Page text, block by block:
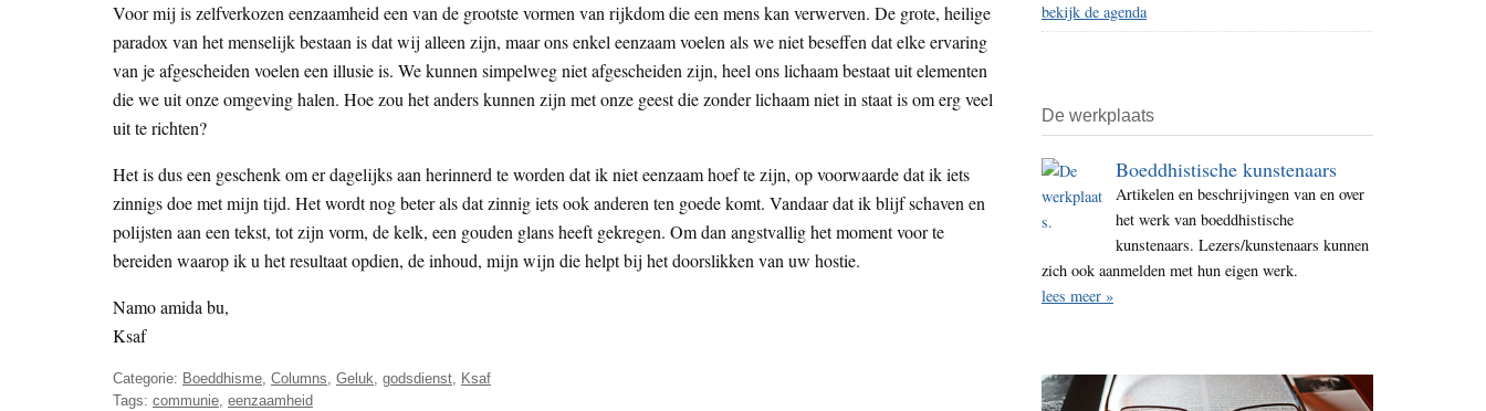
Voor mij is zelfverkozen eenzaamheid een van de grootste vormen van rijkdom die een mens kan verwerven. De grote, heilige
paradox van het menselijk bestaan is dat wij alleen zijn, maar ons enkel eenzaam voelen als we niet beseffen dat elke ervaring
van je afgescheiden voelen een illusie is. We kunnen simpelweg niet afgescheiden zijn, heel ons lichaam bestaat uit elementen
die we uit onze omgeving halen. Hoe zou het anders kunnen zijn met onze geest die zonder lichaam niet in staat is om erg veel
uit te richten?
Het is dus een geschenk om er dagelijks aan herinnerd te worden dat ik niet eenzaam hoef te zijn, op voorwaarde dat ik iets
zinnigs doe met mijn tijd. Het wordt nog beter als dat zinnig iets ook anderen ten goede komt. Vandaar dat ik blijf schaven en
polijsten aan een tekst, tot zijn vorm, de kelk, een gouden glans heeft gekregen. Om dan angstvallig het moment voor te
bereiden waarop ik u het resultaat opdien, de inhoud, mijn wijn die helpt bij het doorslikken van uw hostie.
Namo amida bu,
Ksaf
Categorie: Boeddhisme, Columns, Geluk, godsdienst, Ksaf
Tags: communie, eenzaamheid
bekijk de agenda
De werkplaats
Boeddhistische kunstenaars
Artikelen en beschrijvingen van en over
het werk van boeddhistische
kunstenaars. Lezers/kunstenaars kunnen
zich ook aanmelden met hun eigen werk.
lees meer »